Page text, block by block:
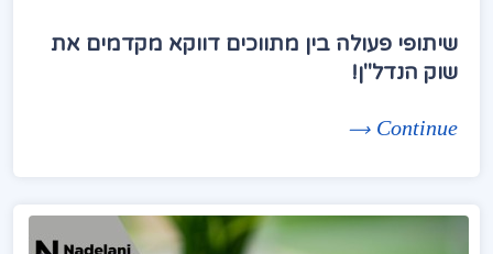
שיתופי פעולה בין מתווכים דווקא מקדמים את
שוק הנדל"ן!
Continue